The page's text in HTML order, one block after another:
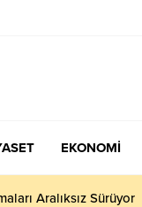
EKONOMİ
Aralıksız Sürüyor